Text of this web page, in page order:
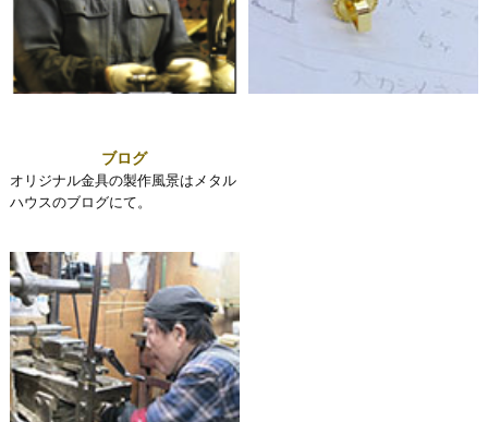
ブログ
オリジナル金具の製作風景はメタル
ハウスのブログにて。